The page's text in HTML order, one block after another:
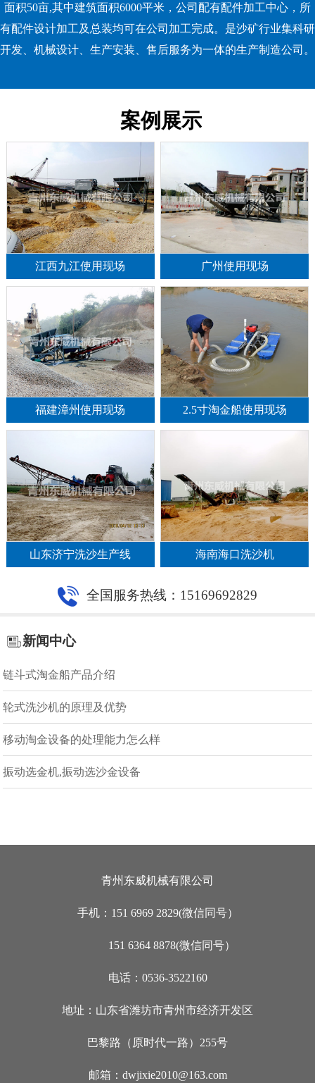
面积50亩,其中建筑面积6000平米，公司配有配件加工中心，所
有配件设计加工及总装均可在公司加工完成。是沙矿行业集科研
开发、机械设计、生产安装、售后服务为一体的生产制造公司。
案例展示
江西九江使用现场 广州使用现场
福建漳州使用现场 2.5寸淘金船使用现场
山东济宁洗沙生产线 海南海口洗沙机
全国服务热线：15169692829
新闻中心
链斗式淘金船产品介绍
轮式洗沙机的原理及优势
移动淘金设备的处理能力怎么样
振动选金机,振动选沙金设备
青州东威机械有限公司
手机：151 6969 2829(微信同号）
151 6364 8878(微信同号）
电话：0536-3522160
地址：山东省潍坊市青州市经济开发区
巴黎路（原时代一路）255号
邮箱：dwjixie2010@163.com